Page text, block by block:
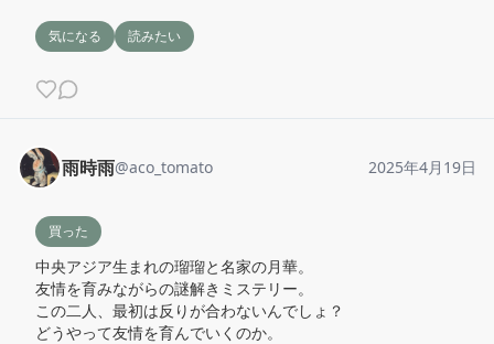
気になる 読みたい
雨時雨@aco_tomato 2025年4月19日
買った
中央アジア生まれの瑠瑠と名家の月華。
友情を育みながらの謎解きミステリー。
この二人、最初は反りが合わないんでしょ？
どうやって友情を育んでいくのか。